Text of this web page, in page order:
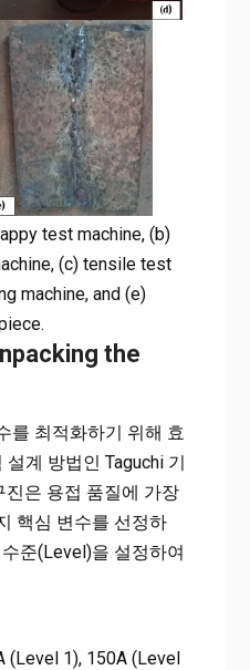
test machine, (b)
(c) tensile test
machine, and (e)
the
를 최적화하기 위해 효
계 방법인 Taguchi 기
진은 용접 품질에 가장
핵심 변수를 선정하
준(Level)을 설정하여
(Level 1), 150A (Level